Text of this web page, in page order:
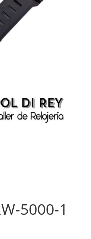
5000-1